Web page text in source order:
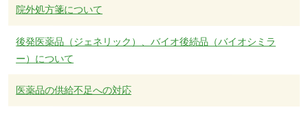
院外処方箋について
後発医薬品（ジェネリック）、バイオ後続品（バイオシミラ
ー）について
医薬品の供給不足への対応